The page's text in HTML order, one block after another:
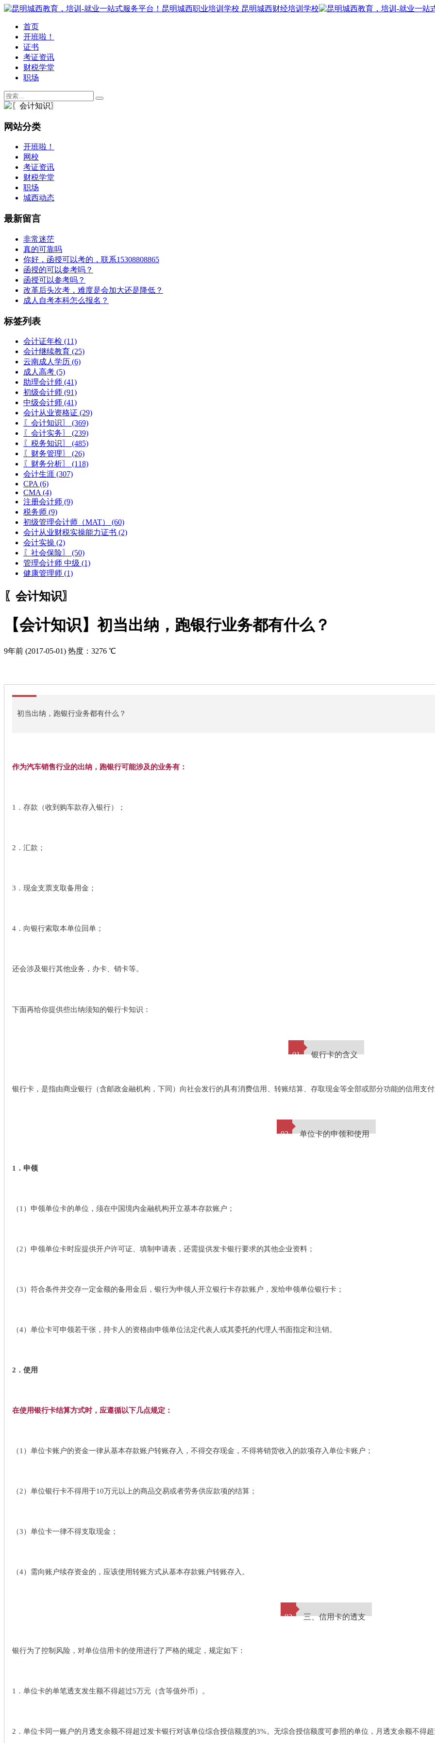
首页
开班啦！
证书
考证资讯
财税学堂
职场
网站分类
开班啦！
网校
考证资讯
财税学堂
职场
城西动态
最新留言
非常迷茫
真的可靠吗
你好，函授可以考的，联系15308808865
函授的可以参考吗？
函授可以参考吗？
改革后头次考，难度是会加大还是降低？
成人自考本科怎么报名？
标签列表
会计证年检 (11)
会计继续教育 (25)
云南成人学历 (6)
成人高考 (5)
助理会计师 (41)
初级会计师 (91)
中级会计师 (41)
会计从业资格证 (29)
〖会计知识〗
(369)
〖会计实务〗
(239)
〖税务知识〗
(485)
〖财务管理〗
(26)
〖财务分析〗
(118)
会计生涯 (307)
CPA (6)
CMA (4)
注册会计师 (9)
税务师 (9)
初级管理会计师（MAT）
(60)
会计从业财税实操能力证书 (2)
会计实操 (2)
〖社会保险〗
(50)
管理会计师 中级 (1)
健康管理师 (1)
〖会计知识〗
【会计知识】初当出纳，跑银行业务都有什么？
9年前 (2017-05-01) 热度：3276 ℃
初当出纳，跑银行业务都有什么？
作为汽车销售行业的出纳，跑银行可能涉及的业务有：
1．存款（收到购车款存入银行）；
2．汇款；
3．现金支票支取备用金；
4．向银行索取本单位回单；
还会涉及银行其他业务，办卡、销卡等。
下面再给你提供些出纳须知的银行卡知识：
01 银行卡的含义
银行卡，是指由商业银行（含邮政金融机构，下同）向社会发行的具有消费信用、转账结算、存取现金等全部或部分功能的信用支
02 单位卡的申领和使用
1．申领
（1）申领单位卡的单位，须在中国境内金融机构开立基本存款账户；
（2）申领单位卡时应提供开户许可证、填制申请表，还需提供发卡银行要求的其他企业资料；
（3）符合条件并交存一定金额的备用金后，银行为申领人开立银行卡存款账户，发给申领单位银行卡；
（4）单位卡可申领若干张，持卡人的资格由申领单位法定代表人或其委托的代理人书面指定和注销。
2．使用
在使用银行卡结算方式时，应遵循以下几点规定：
（1）单位卡账户的资金一律从基本存款账户转账存入，不得交存现金，不得将销货收入的款项存入单位卡账户；
（2）单位银行卡不得用于10万元以上的商品交易或者劳务供应款项的结算；
（3）单位卡一律不得支取现金；
（4）需向账户续存资金的，应该使用转账方式从基本存款账户转账存入。
03 三、信用卡的透支
银行为了控制风险，对单位信用卡的使用进行了严格的规定，规定如下：
1．单位卡的单笔透支发生额不得超过5万元（含等值外币）。
2．单位卡同一账户的月透支余额不得超过发卡银行对该单位综合授信额度的3%。无综合授信额度可参照的单位，月透支余额不得